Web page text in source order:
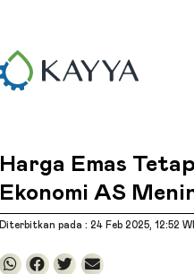
Harga Emas
Ekonomi AS
Diterbitkan pada : 24 Feb 2025, 12:52